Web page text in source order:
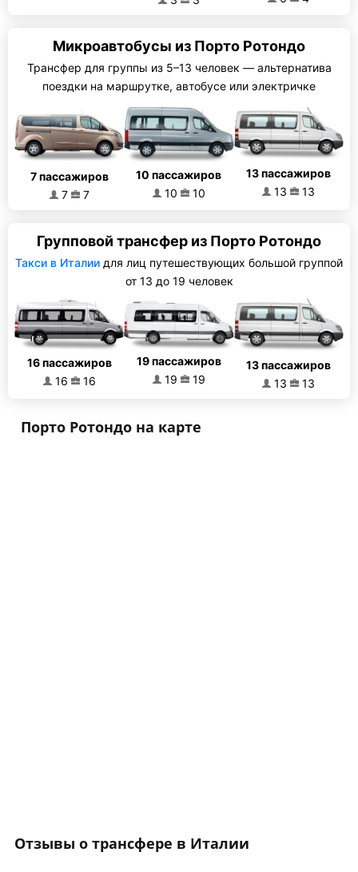
Микроавтобусы из Порто Ротондо
Трансфер для группы из 5–13 человек — альтернатива
поездки на маршрутке, автобусе или электричке
7 пассажиров
7
7
10 пассажиров
10
10
13 пассажиров
13
13
Групповой трансфер из Порто Ротондо
Такси в Италии для лиц путешествующих большой группой
от 13 до 19 человек
16 пассажиров
16
16
19 пассажиров
19
19
13 пассажиров
13
13
Порто Ротондо на карте
Отзывы о трансфере в Италии